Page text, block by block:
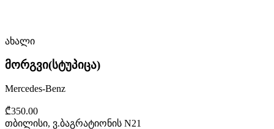
ახალი
მორგვი(სტუპიცა)
Mercedes-Benz
₾350.00
თბილისი, ვ.ბაგრატიონის N21